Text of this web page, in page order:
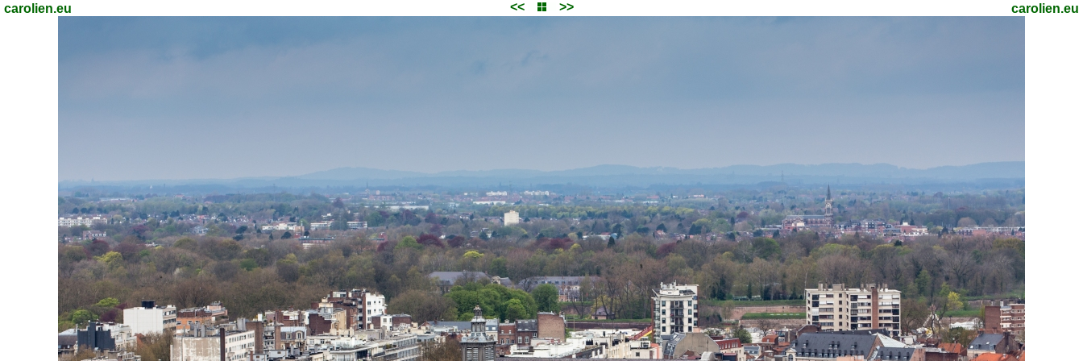
carolien.eu << >> carolien.eu